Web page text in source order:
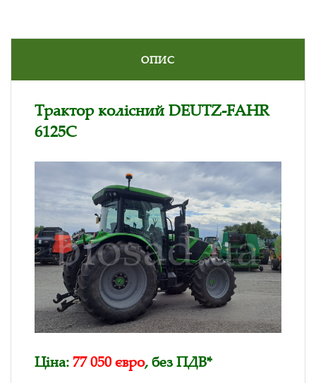
ОПИС
Трактор колісний DEUTZ-FAHR
6125C
Ціна: 77 050 євро, без ПДВ*